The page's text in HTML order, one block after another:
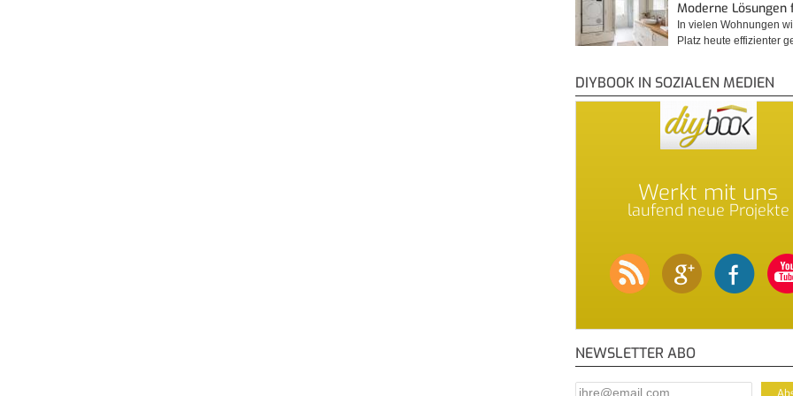
Moderne
In vielen Wohnungen
Platz heute effizienter
DIYBOOK IN SOZIALEN MEDIEN
Werkt mit uns
laufend neue Projekte
NEWSLETTER ABO
E-Mail Addresse*